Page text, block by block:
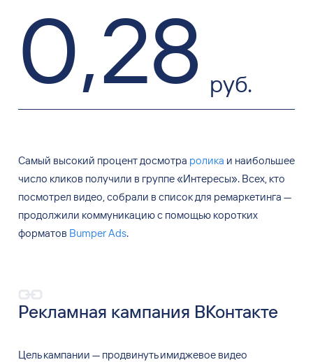
0,28 руб.
Самый высокий процент досмотра ролика и наибольшее
число кликов получили в группе«Интересы». Всех, кто
посмотрел видео, собрали в список для ремаркетинга —
продолжили коммуникацию с помощью коротких
форматов Bumper Ads.
Рекламная кампания ВКонтакте
Цель кампании — продвинуть имиджевое видео